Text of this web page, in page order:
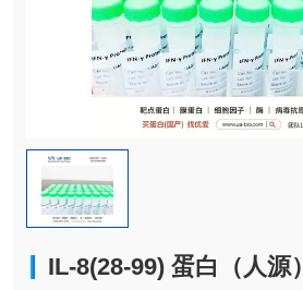
IL-8(28-99) 蛋白（人源）